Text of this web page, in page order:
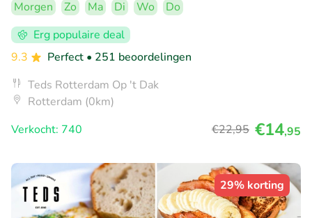
Morgen Zo Ma Di Wo
Do
Erg populaire deal
9.3
Perfect • 251 beoordelingen
Teds Rotterdam Op 't Dak
Rotterdam (0km)
Verkocht: 740
€22,95 €14,95
29% korting